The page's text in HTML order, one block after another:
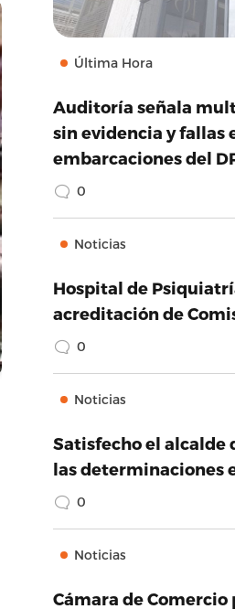
Última Hora
Auditoría señala
sin evidencia y fallas
embarcaciones del
0
Noticias
Hospital de
acreditación de
0
Noticias
Satisfecho el alcalde
las determinaciones
0
Noticias
Cámara de